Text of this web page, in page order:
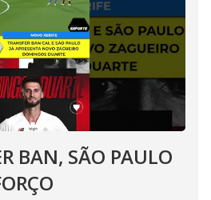
BAN, SÃO PAULO